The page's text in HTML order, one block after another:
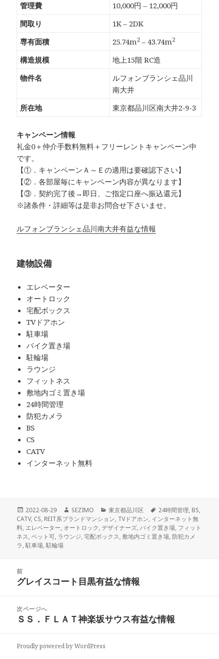
管理費
10,000円 – 12,000円
間取り
1K – 2DK
専有面積
25.74m2 – 43.74m2
構造規模
地上15階 RC造
物件名
ルフォンブランシェ品川
南大井
所在地
東京都品川区南大井2-9-3
キャンペーン情報
礼金0＋仲介手数料無料＋ フリーレント キャンペーン中
です。
【①．キャンペーンＡ～Ｅの適用は要確認下さい】
【②．各部屋毎にキャンペーン内容が異なります】
【③．契約完了後→即日、ご指定口座へ振込還元】
※諸条件・詳細等は是非お問合せ下さいませ。
ルフォンブランシェ品川南大井有益な情報
建物設備
エレベーター
オートロック
宅配ボックス
TVドアホン
駐車場
バイク置き場
駐輪場
ラウンジ
フィットネス
敷地内ゴミ置き場
24時間管理
防犯カメラ
BS
CS
CATV
インターネット無料
投
稿
日:
2022-08-29
作
成
者
SEZIMO
カ
テ
ゴ
リ
東京都品川区
タ
グ
24時間管理, BS,
CATV, CS, REIT系ブランドマンション, TVドアホン, インターネット無
料, エレベーター, オートロック,デザイナーズ,バイク置き場, フィット
ネス,ペット可, ラウンジ,宅配ボックス, 敷地内ゴミ置き場,防犯カメ
ラ,駐車場,駐輪場
前
前
投
稿:
グレイスコート目黒有益な情報
次ページへ
次
投
ＳＳ．ＦＬＡＴ神楽坂サウス有益な情報
Proudly powered by WordPress